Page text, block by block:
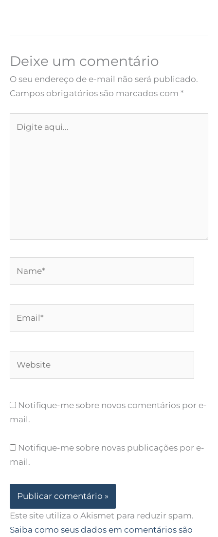
Deixe um comentário
O seu endereço de e-mail não será publicado.
Campos obrigatórios são marcados com *
aqui...
Notifique-me sobre novos comentários por e-
mail.
Notifique-me sobre novas publicações por e-
mail.
Este site utiliza o Akismet para reduzir spam.
Saiba como seus dados em comentários são